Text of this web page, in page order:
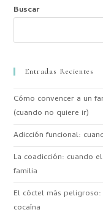
Buscar
Entradas Recientes
Cómo convencer a un
(cuando no quiere ir)
Adicción funcional:
La coadicción: cuando
familia
El cóctel más
cocaína